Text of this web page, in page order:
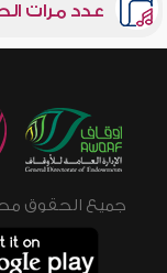
عدد مرات
جميع الحقوق محفوظة © 2026 -